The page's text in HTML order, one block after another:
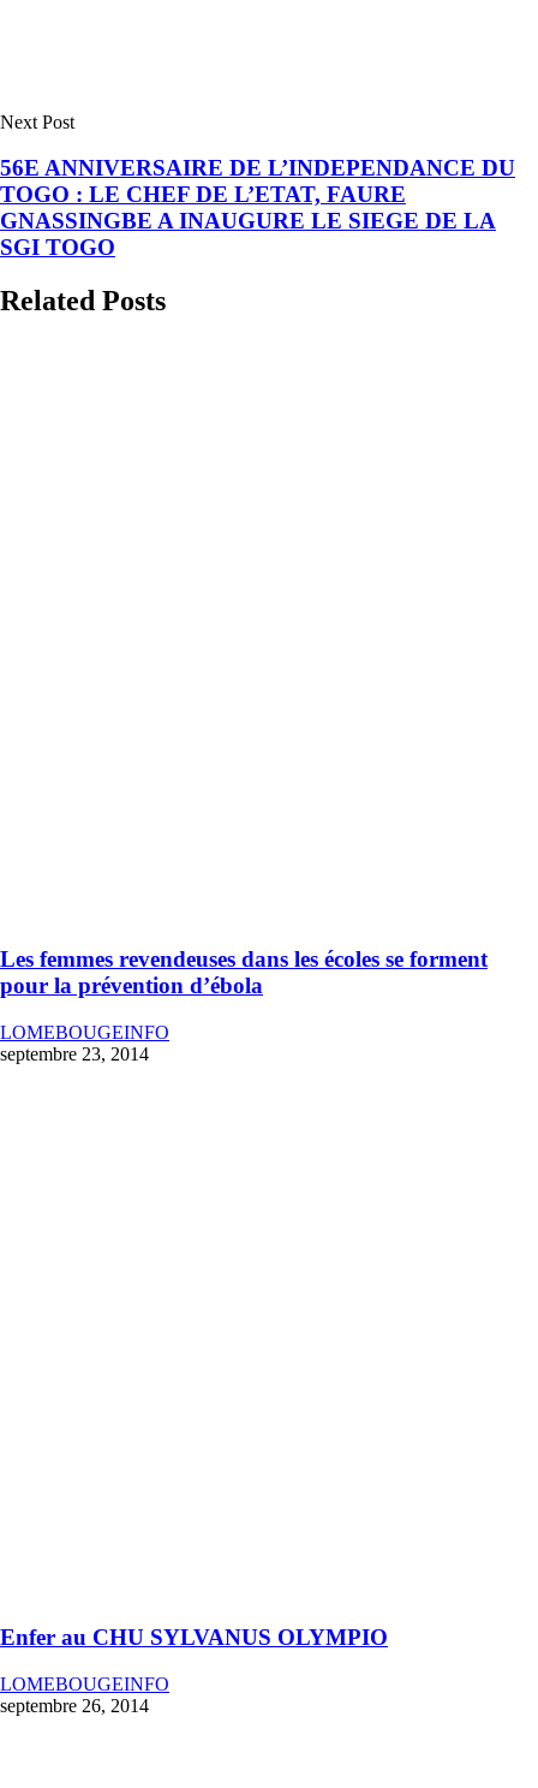
Next Post
56E ANNIVERSAIRE DE L’INDEPENDANCE DU
TOGO : LE CHEF DE L’ETAT, FAURE
GNASSINGBE A INAUGURE LE SIEGE DE LA
SGI TOGO
Related Posts
Les femmes revendeuses dans les écoles se forment
pour la prévention d’ébola
LOMEBOUGEINFO
septembre 23, 2014
Enfer au CHU SYLVANUS OLYMPIO
LOMEBOUGEINFO
septembre 26, 2014